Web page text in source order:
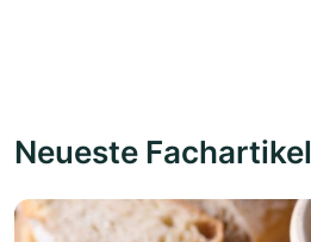
Neueste Fachartikel